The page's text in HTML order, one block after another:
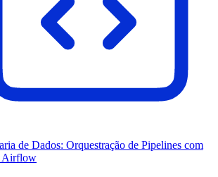
de Dados: Orquestração de Pipelines com
Airflow